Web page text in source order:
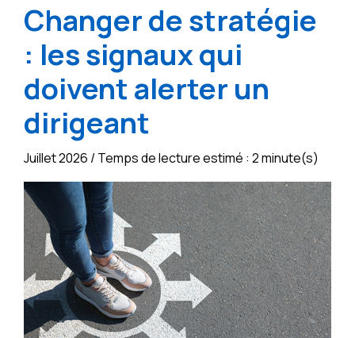
Changer de stratégie
: les signaux qui
doivent alerter un
dirigeant
Juillet 2026 / Temps de lecture estimé : 2 minute(s)